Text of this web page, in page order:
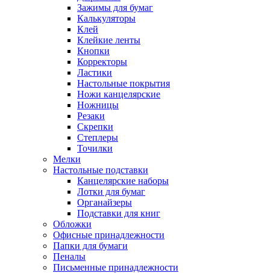
Зажимы для бумаг
Калькуляторы
Клей
Клейкие ленты
Кнопки
Корректоры
Ластики
Настольные покрытия
Ножи канцелярские
Ножницы
Резаки
Скрепки
Степлеры
Точилки
Мелки
Настольные подставки
Канцелярские наборы
Лотки для бумаг
Органайзеры
Подставки для книг
Обложки
Офисные принадлежности
Папки для бумаги
Пеналы
Письменные принадлежности